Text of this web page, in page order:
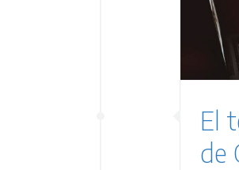
El
de